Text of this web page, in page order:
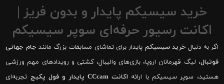
خرید سیسیکم پایدار و بدون فریز |
اکانت رسیور حرفه‌ای سوپر سیسیکم
اگر به دنبال خرید سیسیکم پایدار برای تماشای مسابقات بزرگ مانند جام جهانی
فوتبال، لیگ قهرمانان اروپا، بازی‌های والیبال، کشتی و رویدادهای مهم ورزشی
هستید، سوپر سیسیکم با ارائه اکانت CCcam پایدار و فول پکیج
تجربه‌ای